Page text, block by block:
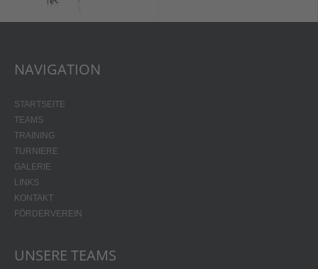
NAVIGATION
STARTSEITE
TEAMS
TRAINING
TURNIERE
GALERIE
LINKS
KONTAKT
FÖRDERVEREIN
UNSERE TEAMS